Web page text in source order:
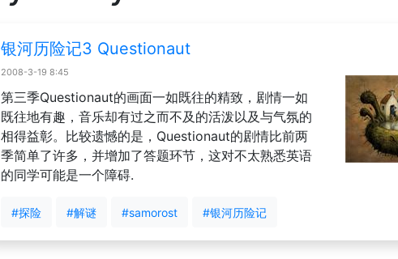
银河历险记3 Questionaut
2008-3-19 8:45
第三季Questionaut的画面一如既往的精致，剧情一如
既往地有趣，音乐却有过之而不及的活泼以及与气氛的
相得益彰。比较遗憾的是，Questionaut的剧情比前两
季简单了许多，并增加了答题环节，这对不太熟悉英语
的同学可能是一个障碍.
#探险 #解谜 #samorost #银河历险记